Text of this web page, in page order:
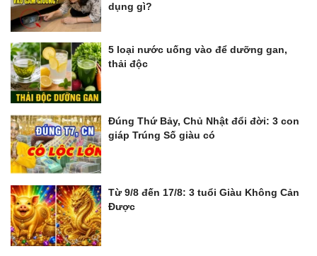
dụng gì?
5 loại nước uống vào để dưỡng gan,
thải độc
Đúng Thứ Bảy, Chủ Nhật đổi đời: 3 con
giáp Trúng Số giàu có
Từ 9/8 đến 17/8: 3 tuổi Giàu Không Cản
Được